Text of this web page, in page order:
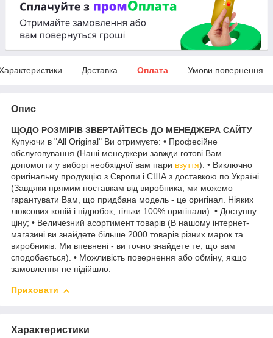
Доставка Оплата Умови повернення
Опис
ЩОДО РОЗМІРІВ ЗВЕРТАЙТЕСЬ ДО МЕНЕДЖЕРА САЙТУ
Купуючи в "All Original" Ви отримуєте: • Професійне
обслуговування (Наші менеджери завжди готові Вам
допомогти у виборі необхідної вам пари взуття). • Виключно
оригінальну продукцію з Європи і США з доставкою по Україні
(Завдяки прямим поставкам від виробника, ми можемо
гарантувати Вам, що придбана модель - це оригінал. Ніяких
люксових копій і підробок, тільки 100% оригінали). • Доступну
ціну; • Величезний асортимент товарів (В нашому інтернет-
магазині ви знайдете більше 2000 товарів різних марок та
виробників. Ми впевнені - ви точно знайдете те, що вам
сподобається). • Можливість повернення або обміну, якщо
замовлення не підійшло.
Приховати
Характеристики